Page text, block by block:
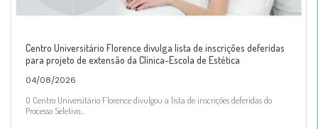
Centro Universitário Florence divulga lista de inscrições deferidas
para projeto de extensão da Clínica-Escola de Estética
04/08/2026
O Centro Universitário Florence divulgou a lista de inscrições deferidas do
Processo Seletivo...